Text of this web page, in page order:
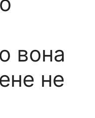
вона
не